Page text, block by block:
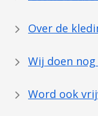
Over de
Wij doen
Word ook